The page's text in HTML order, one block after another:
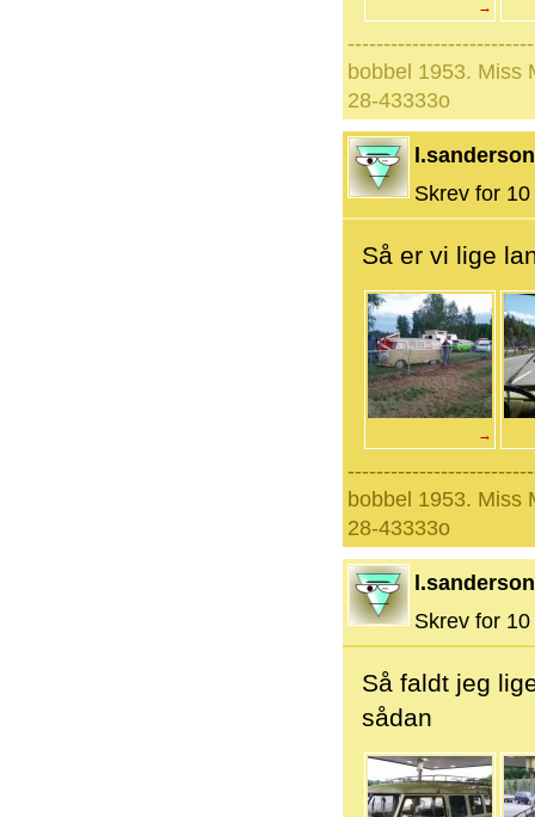
→
bobbel 1953. Miss
28-43333o
l.sanderson
Skrev for
Så er vi lige
→
bobbel 1953. Miss
28-43333o
l.sanderson
Skrev for
Så faldt jeg
sådan